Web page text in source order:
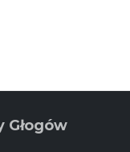
Głogów